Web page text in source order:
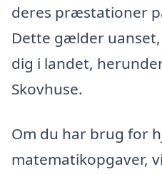
deres præstationer
Dette gælder
dig i landet,
Skovhuse.
Om du har brug for
matematikopgaver,